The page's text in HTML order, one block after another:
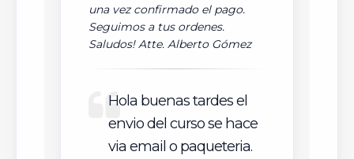
una vez confirmado el pago.
Seguimos a tus ordenes.
Saludos! Atte. Alberto Gómez
Hola buenas tardes el
envio del curso se hace
via email o paqueteria.